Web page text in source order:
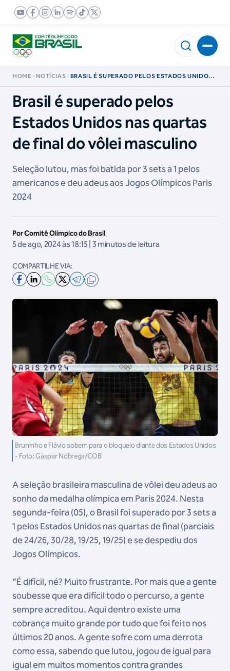
HOME NOTÍCIAS
BRASIL É SUPERADO PELOS ESTADOS UNIDOS
Brasil é superado pelos
Estados Unidos nas quartas
de final do vôlei masculino
Seleção lutou, mas foi batida por 3 sets a 1 pelos
americanos e deu adeus aos Jogos Olímpicos Paris
2024
Por Comitê Olímpico do Brasil
5 de ago, 2024 às 18:15 | 3 minutos de leitura
COMPARTILHE VIA:
Bruninho e Flávio sobem para o bloqueio diante dos Estados Unidos
- Foto: Gaspar Nóbrega/COB
A seleção brasileira masculina de vôlei deu adeus ao
sonho da medalha olímpica em Paris 2024. Nesta
segunda-feira (05), o Brasil foi superado por 3 sets a
1 pelos Estados Unidos nas quartas de final (parciais
de 24/26, 30/28, 19/25, 19/25) e se despediu dos
Jogos Olímpicos.
“É difícil, né? Muito frustrante. Por mais que a gente
soubesse que era difícil todo o percurso, a gente
sempre acreditou. Aqui dentro existe uma
cobrança muito grande por tudo que foi feito nos
últimos 20 anos. A gente sofre com uma derrota
como essa, sabendo que lutou, jogou de igual para
igual em muitos momentos contra grandes